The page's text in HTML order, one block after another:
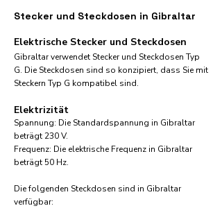
Stecker und Steckdosen in Gibraltar
Elektrische Stecker und Steckdosen
Gibraltar verwendet Stecker und Steckdosen Typ
G. Die Steckdosen sind so konzipiert, dass Sie mit
Steckern Typ G kompatibel sind.
Elektrizität
Spannung: Die Standardspannung in Gibraltar
beträgt 230 V.
Frequenz: Die elektrische Frequenz in Gibraltar
beträgt 50 Hz.
Die folgenden Steckdosen sind in Gibraltar
verfügbar:​